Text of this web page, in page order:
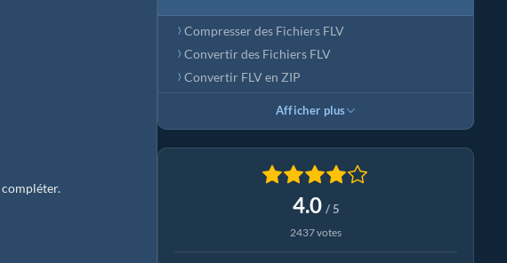
Compresser des Fichiers FLV
Convertir des Fichiers FLV
Convertir FLV en ZIP
Afficher plus
4.0 / 5
2437 votes